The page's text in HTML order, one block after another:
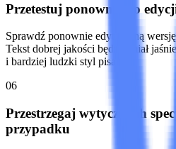
Przetestuj ponownie po
Sprawdź ponownie edytowaną
Tekst dobrej jakości będzie miał
i bardziej ludzki styl pisania.
06
Przestrzegaj wytycznych
przypadku